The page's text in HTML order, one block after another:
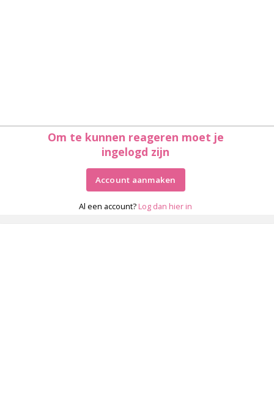
Om te kunnen reageren moet je
ingelogd zijn
Account aanmaken
Al een account? Log dan hier in